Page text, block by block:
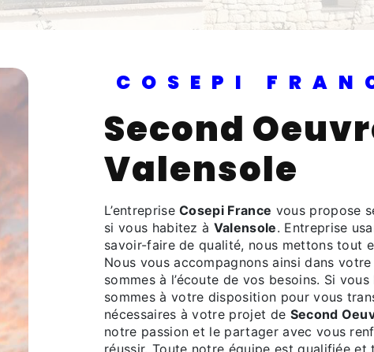
COSEPI
Second Oeuvre à
Valensole
L’entrepriseCosepi France vous propose
si vous habitez à Valensole. Entreprise
savoir-faire de qualité, nous mettons tout
Nous vous accompagnons ainsi dans
sommes à l’écoute de vos besoins. Si
sommes à votre disposition pour vous
nécessaires à votre projet de Second
notre passion et le partager avec vous
réussir. Toute notre équipe est qualifiée